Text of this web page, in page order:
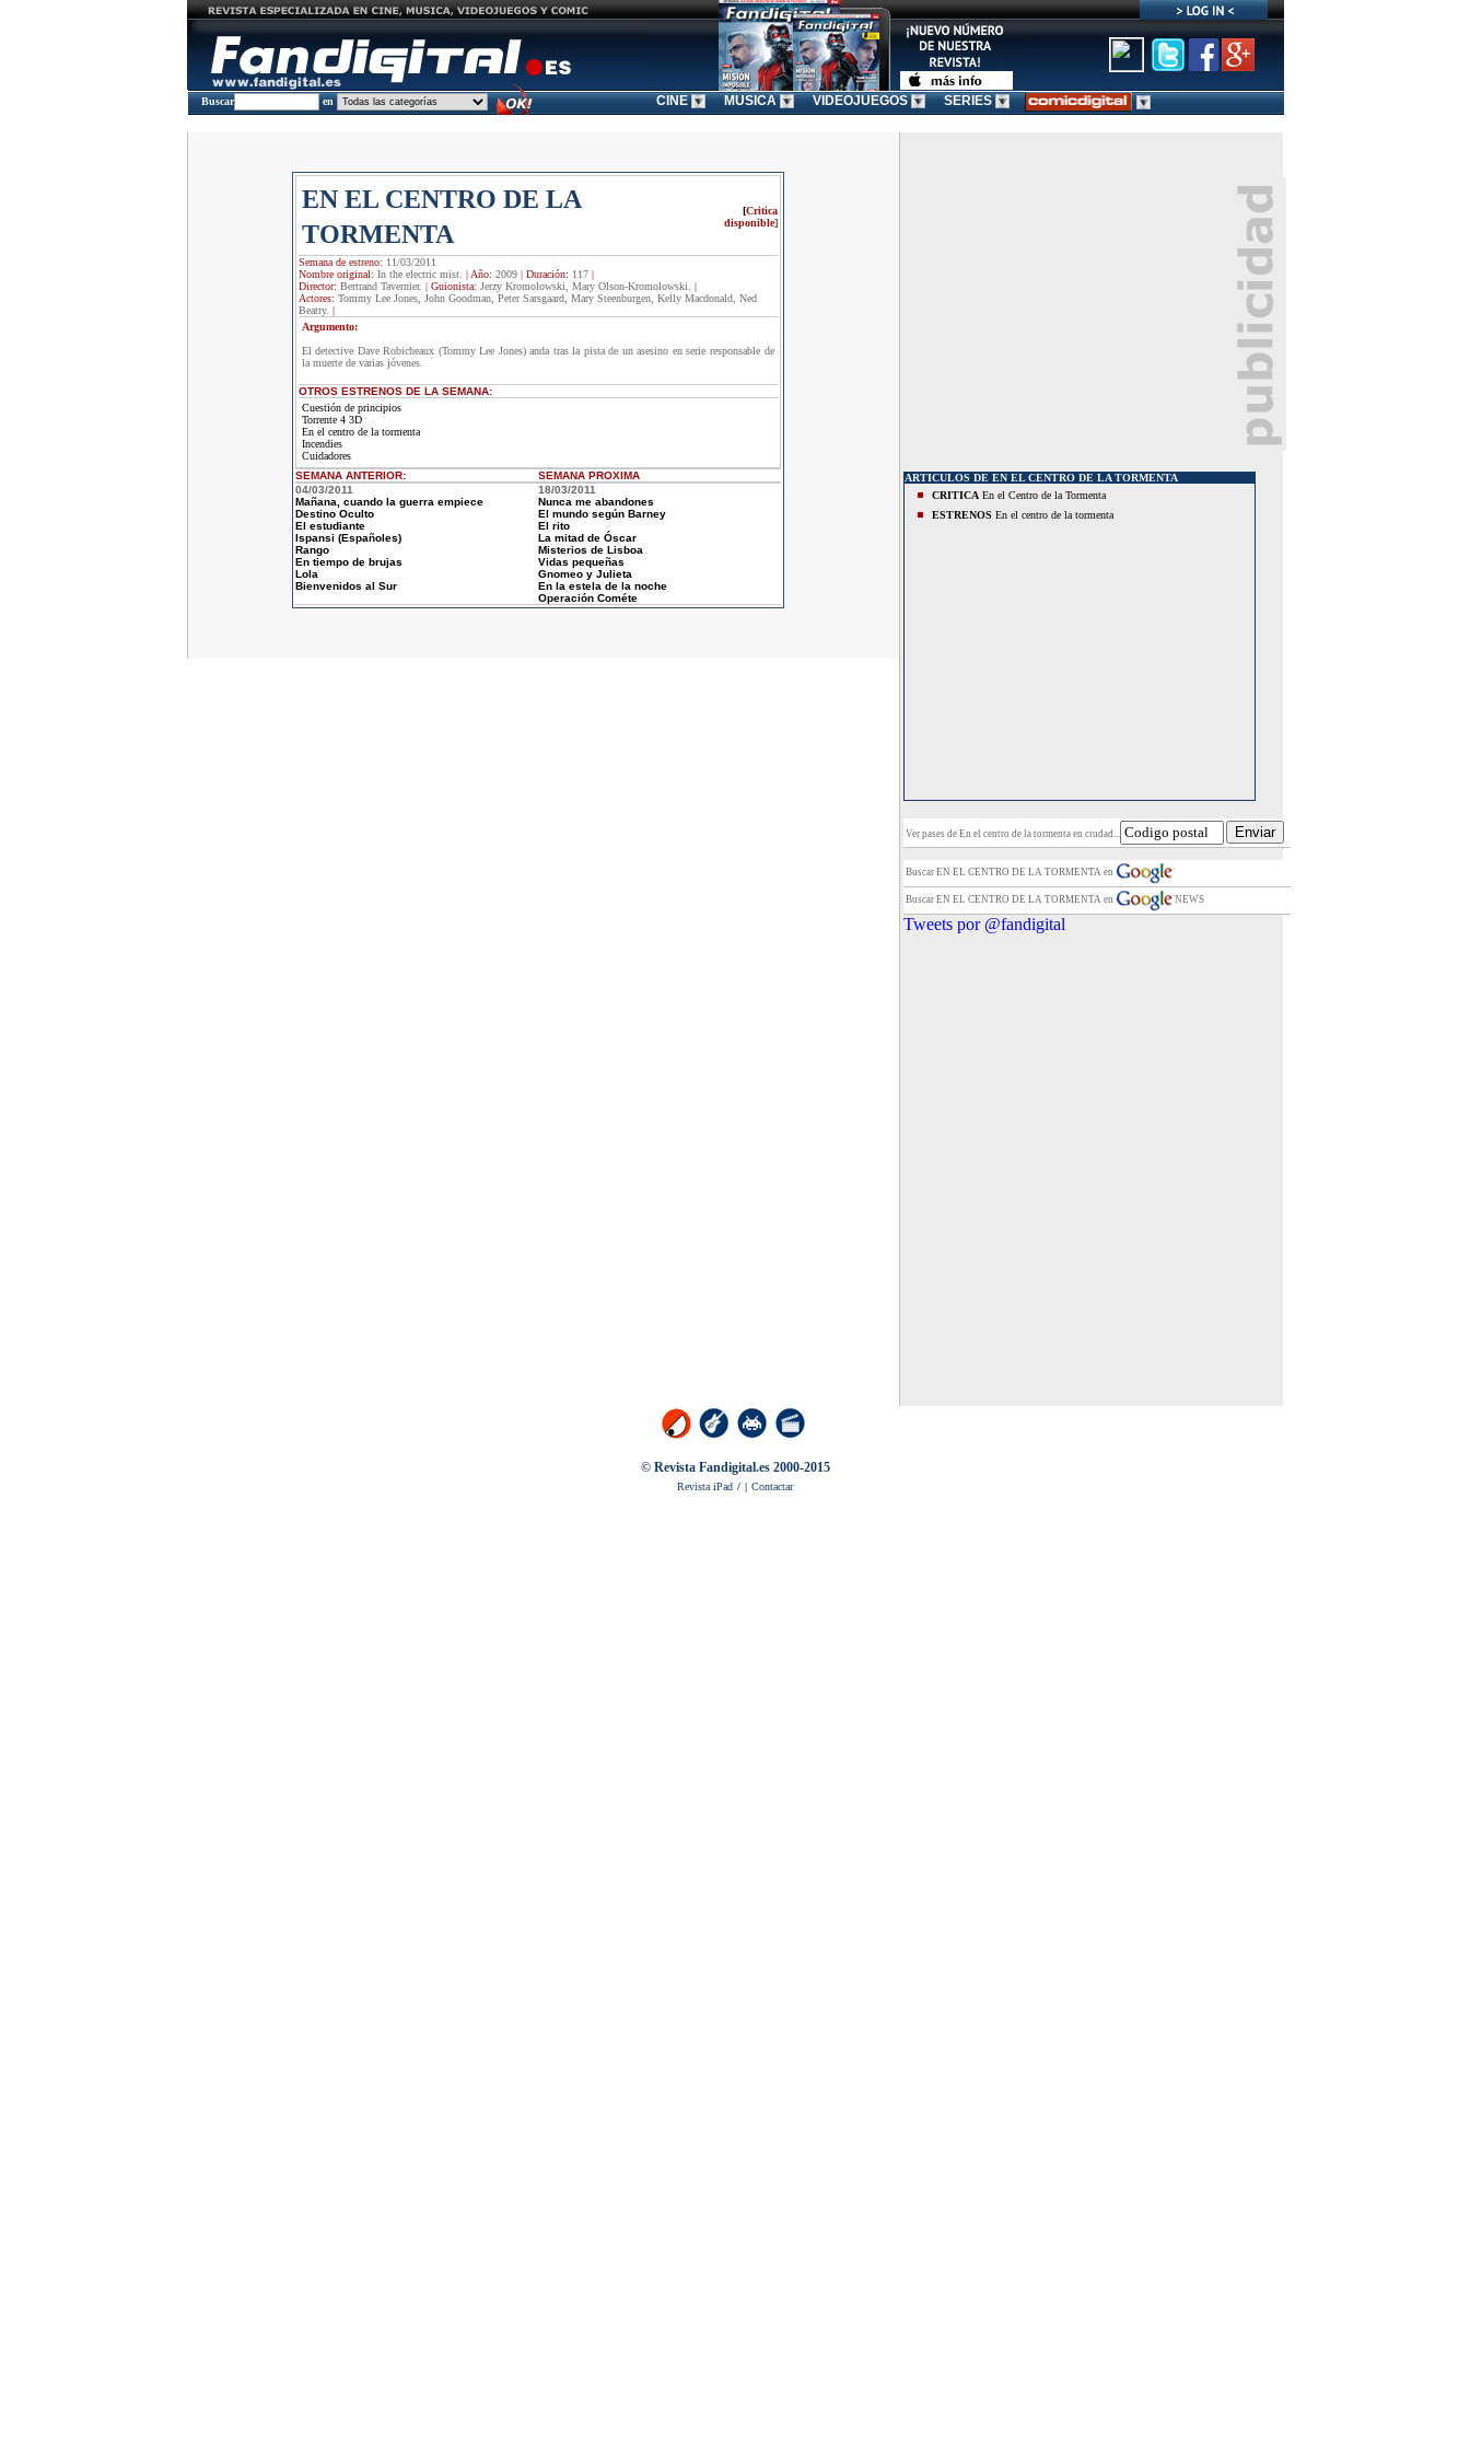
Buscar en CINE MUSICA VIDEOJUEGOS SERIES
EN EL CENTRO DE LA
TORMENTA
[Critica
disponible]
Semana de estreno: 11/03/2011
Nombre original: In the electric mist. | Año: 2009| Duración: 117|
Director: Bertrand Tavernier. | Guionista: Jerzy Kromolowski, Mary Olson-Kromolowski.
|
Actores: Tommy Lee Jones, John Goodman, Peter Sarsgaard, Mary Steenburgen, Kelly Macdonald, Ned
Beatty. |
Argumento:
El detective Dave Robicheaux (Tommy Lee Jones) anda tras la pista de un asesino en serie responsable de
la muerte de varias jóvenes.
OTROS ESTRENOS DE LA SEMANA:
Cuestión de principios
Torrente 4 3D
En el centro de la tormenta
Incendies
Cuidadores
SEMANA ANTERIOR: SEMANA PROXIMA
04/03/2011
Mañana, cuando la guerra empiece
Destino Oculto
El estudiante
Ispansi (Españoles)
Rango
En tiempo de brujas
Lola
Bienvenidos al Sur
18/03/2011
Nunca me abandones
El mundo según Barney
El rito
La mitad de Óscar
Misterios de Lisboa
Vidas pequeñas
Gnomeo y Julieta
En la estela de la noche
Operación Cométe
ARTICULOS DE EN EL CENTRO DE LA TORMENTA
CRITICAEn el Centro de la Tormenta
ESTRENOS En el centro de la tormenta
Ver pases de En el centro de la tormenta en ciudad...
Buscar EN EL CENTRO DE LA TORMENTA en
Buscar EN EL CENTRO DE LA TORMENTA en NEWS
Tweets por @fandigital
© Revista Fandigital.es 2000-2015
Revista iPad / | Contactar